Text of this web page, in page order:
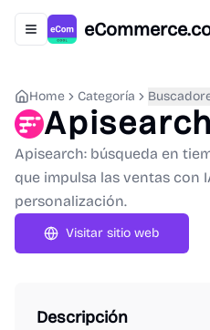
Abrir menú de navegación
Home Categoría
Apisearch
Apisearch: búsqueda en
que impulsa las ventas con
personalización.
Visitar sitio web
Descripción